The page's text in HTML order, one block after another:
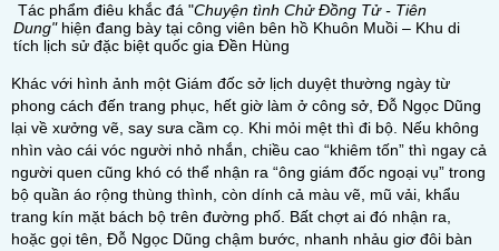
Tác phẩm điêu khắc đá "Chuyện tình Chử Đồng Tử - Tiên
Dung"hiện đang bày tại công viên bên hồ Khuôn Muồi – Khu di
tích lịch sử đặc biệt quốc gia Đền Hùng
Khác với hình ảnh một Giám đốc sở lịch duyệt thường ngày từ
phong cách đến trang phục, hết giờ làm ở công sở, Đỗ Ngọc Dũng
lại về xưởng vẽ, say sưa cầm cọ. Khi mỏi mệt thì đi bộ. Nếu không
nhìn vào cái vóc người nhỏ nhắn, chiều cao “khiêm tốn” thì ngay cả
người quen cũng khó có thể nhận ra “ông giám đốc ngoại vụ” trong
bộ quần áo rộng thùng thình, còn dính cả màu vẽ, mũ vải, khẩu
trang kín mặt bách bộ trên đường phố. Bất chợt ai đó nhận ra,
hoặc gọi tên, Đỗ Ngọc Dũng chậm bước, nhanh nhảu giơ đôi bàn